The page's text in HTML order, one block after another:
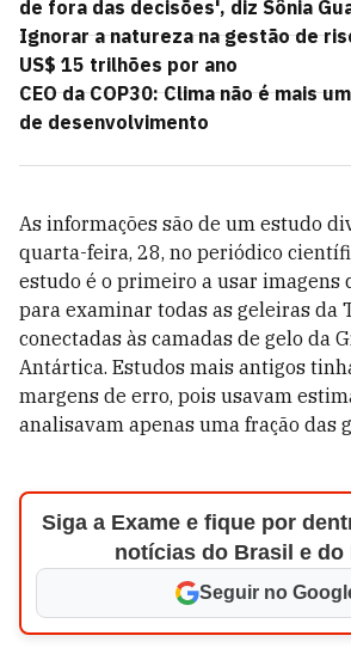
de fora das decisões', diz Sônia
Ignorar a natureza na gestão de
US$ 15 trilhões por ano
CEO da COP30: Clima não é mais
de desenvolvimento
As informações são de um estudo
quarta-feira, 28, no periódico
estudo é o primeiro a usar imagens
para examinar todas as geleiras da
conectadas às camadas de gelo da
Antártica. Estudos mais antigos
margens de erro, pois usavam
analisavam apenas uma fração das
Siga a Exame e fique por
notícias do Brasil e do
Seguir no